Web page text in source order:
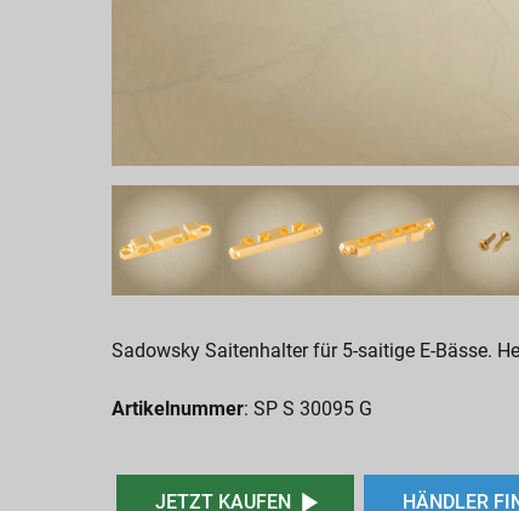
Sadowsky Saitenhalter für 5-saitige E-Bässe.
Artikelnummer: SP S 30095 G
JETZT KAUFEN HÄNDLER